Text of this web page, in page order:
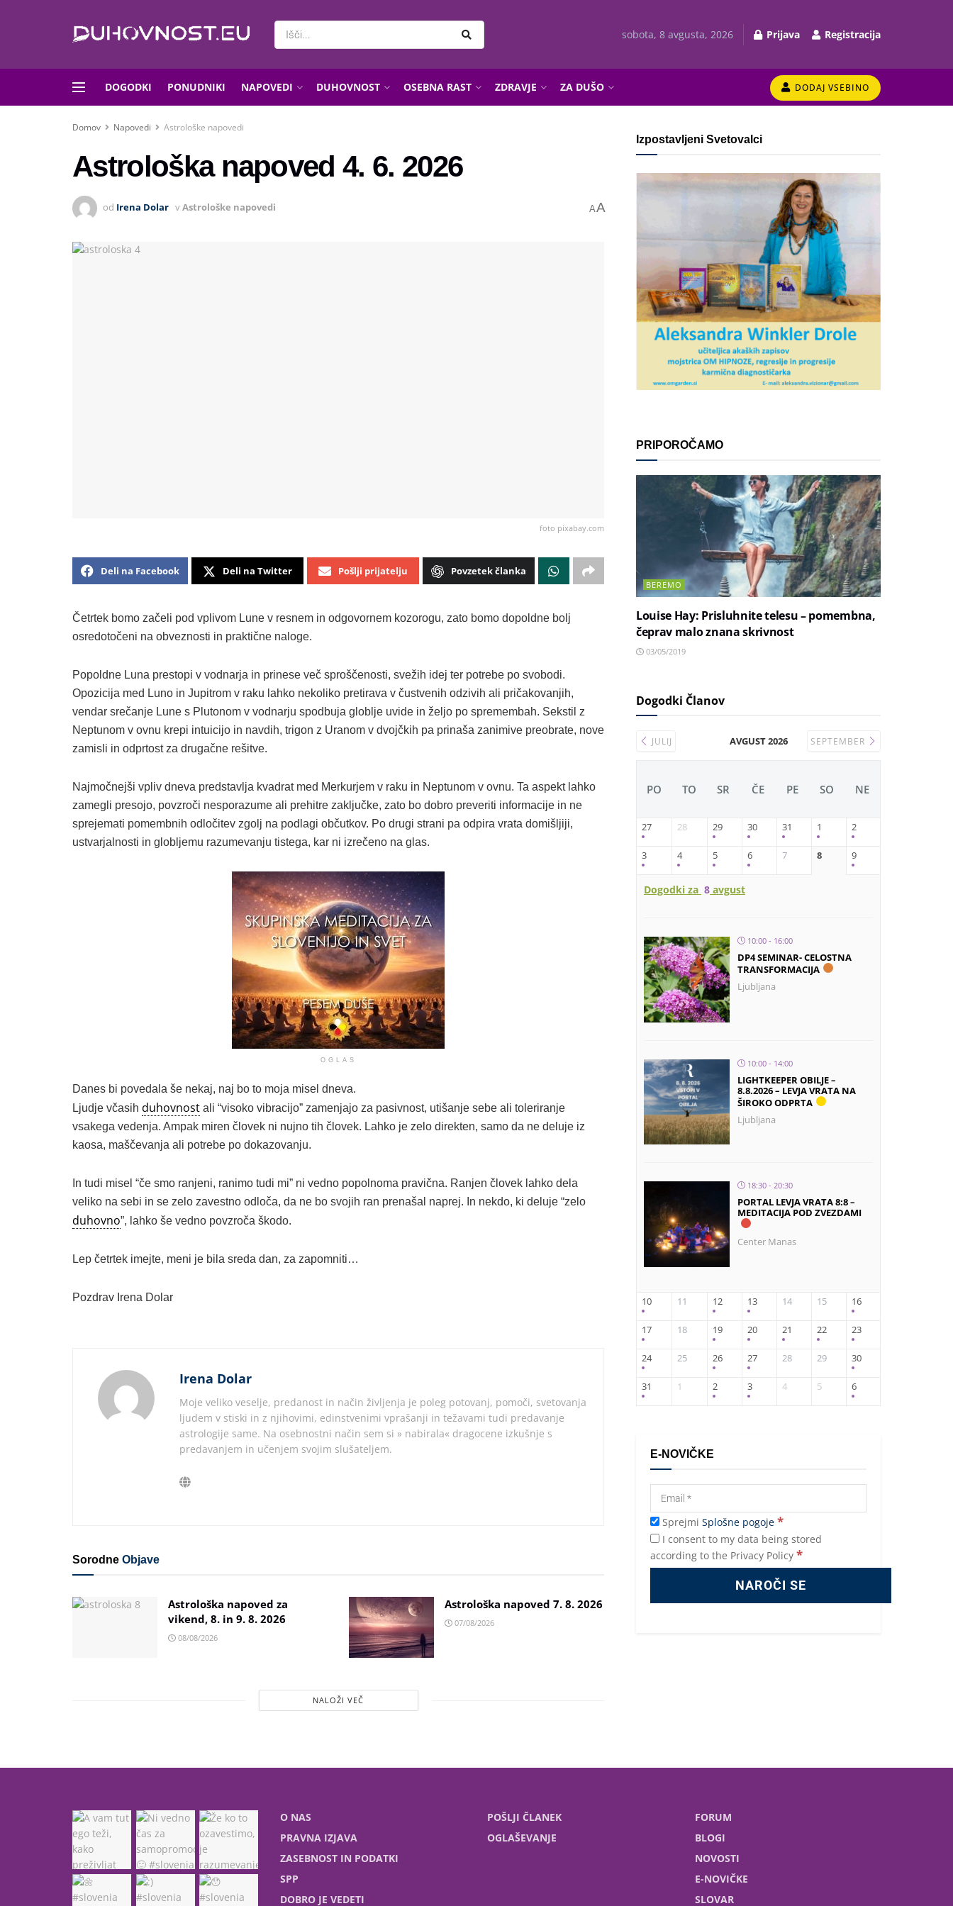
sobota, 8 avgusta, 2026 Prijava Registracija
DOGODKI PONUDNIKI NAPOVEDI DUHOVNOST OSEBNA RAST ZDRAVJE ZA DUŠO DODAJ VSEBINO
Domov Napovedi Astrološke napovedi
Astrološka napoved 4. 6. 2026
od Irena Dolar vAstrološke napovedi AA
foto pixabay.com
Deli na Facebook Deli na Twitter Pošlji prijatelju Povzetek članka
Četrtek bomo začeli pod vplivom Lune v resnem in odgovornem kozorogu, zato bomo dopoldne bolj
osredotočeni na obveznosti in praktične naloge.
Popoldne Luna prestopi v vodnarja in prinese več sproščenosti, svežih idej ter potrebe po svobodi.
Opozicija med Luno in Jupitrom v raku lahko nekoliko pretirava v čustvenih odzivih ali pričakovanjih,
vendar srečanje Lune s Plutonom v vodnarju spodbuja globlje uvide in željo po spremembah. Sekstil z
Neptunom v ovnu krepi intuicijo in navdih, trigon z Uranom v dvojčkih pa prinaša zanimive preobrate, nove
zamisli in odprtost za drugačne rešitve.
Najmočnejši vpliv dneva predstavlja kvadrat med Merkurjem v raku in Neptunom v ovnu. Ta aspekt lahko
zamegli presojo, povzroči nesporazume ali prehitre zaključke, zato bo dobro preveriti informacije in ne
sprejemati pomembnih odločitev zgolj na podlagi občutkov. Po drugi strani pa odpira vrata domišljiji,
ustvarjalnosti in globljemu razumevanju tistega, kar ni izrečeno na glas.
OGLAS
Danes bi povedala še nekaj, naj bo to moja misel dneva.
Ljudje včasih duhovnost ali “visoko vibracijo” zamenjajo za pasivnost, utišanje sebe ali toleriranje
vsakega vedenja. Ampak miren človek ni nujno tih človek. Lahko je zelo direkten, samo da ne deluje iz
kaosa, maščevanja ali potrebe po dokazovanju.
In tudi misel “če smo ranjeni, ranimo tudi mi” ni vedno popolnoma pravična. Ranjen človek lahko dela
veliko na sebi in se zelo zavestno odloča, da ne bo svojih ran prenašal naprej. In nekdo, ki deluje “zelo
duhovno”, lahko še vedno povzroča škodo.
Lep četrtek imejte, meni je bila sreda dan, za zapomniti…
Pozdrav Irena Dolar
Irena Dolar
Moje veliko veselje, predanost in način življenja je poleg potovanj, pomoči, svetovanja
ljudem v stiski in z njihovimi, edinstvenimi vprašanji in težavami tudi predavanje
astrologije same. Na osebnostni način sem si » nabirala« dragocene izkušnje s
predavanjem in učenjem svojim slušateljem.
Sorodne Objave
Astrološka napoved za
vikend, 8. in 9. 8. 2026
08/08/2026
Astrološka napoved 7. 8. 2026
07/08/2026
NALOŽI VEČ
Izpostavljeni Svetovalci
PRIPOROČAMO
BEREMO
Louise Hay: Prisluhnite telesu – pomembna,
čeprav malo znana skrivnost
03/05/2019
Dogodki Članov
JULIJ AVGUST 2026 SEPTEMBER
PO TO SR ČE PE SO NE
27 28 29 30 31 1 2
3 4 5 6 7 8 9
Dogodki za 8 avgust
10:00 - 16:00
DP4 SEMINAR- CELOSTNA
TRANSFORMACIJA
Ljubljana
10:00 - 14:00
LIGHTKEEPER OBILJE –
8.8.2026 – LEVJA VRATA NA
ŠIROKO ODPRTA
Ljubljana
18:30 - 20:30
PORTAL LEVJA VRATA 8:8 –
MEDITACIJA POD ZVEZDAMI
Center Manas
10 11 12 13 14 15 16
17 18 19 20 21 22 23
24 25 26 27 28 29 30
31 1 2 3 4 5 6
E-NOVIČKE
Sprejmi Splošne pogoje *
I consent to my data being stored
according to the Privacy Policy *
O NAS
PRAVNA IZJAVA
ZASEBNOST IN PODATKI
SPP
DOBRO JE VEDETI
POŠLJI ČLANEK
OGLAŠEVANJE
FORUM
BLOGI
NOVOSTI
E-NOVIČKE
SLOVAR